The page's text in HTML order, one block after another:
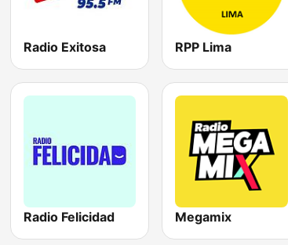
Radio Exitosa RPP Lima
Radio Felicidad Megamix